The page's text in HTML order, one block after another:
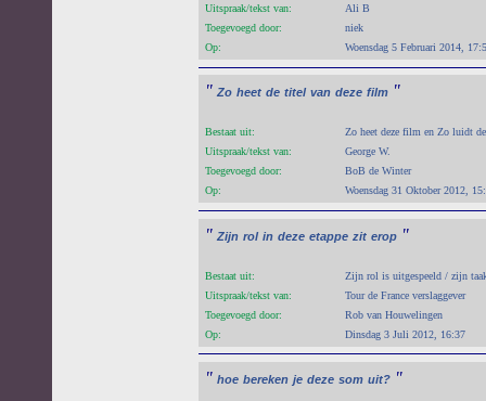
Uitspraak/tekst van:
Ali B
Toegevoegd door:
niek
Op:
Woensdag 5 Februari 2014,
" Zo heet de titel van deze film "
Bestaat uit:
Zo heet deze film en Zo luidt
Uitspraak/tekst van:
George W.
Toegevoegd door:
BoB de Winter
Op:
Woensdag 31 Oktober 2012,
" Zijn rol in deze etappe zit erop "
Bestaat uit:
Zijn rol is uitgespeeld / zijn
Uitspraak/tekst van:
Tour de France verslaggever
Toegevoegd door:
Rob van Houwelingen
Op:
Dinsdag 3 Juli 2012, 16:37
" hoe bereken je deze som uit? "